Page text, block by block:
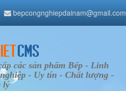
các sản phẩm Bếp - Linh
- Uy tín - Chất lượng -
lý
bepcongnghiepdainam@gmail.com